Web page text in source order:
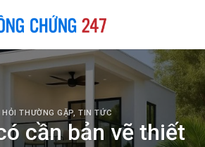
HỎI THƯỜNG GẶP,TIN TỨC
cần bản vẽ thiết